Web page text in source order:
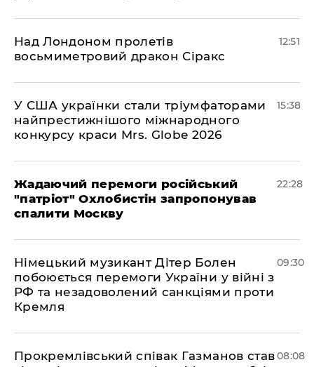
Над Лондоном пролетів
восьмиметровий дракон Сіракс
12:51
У США українки стали тріумфаторами
найпрестижнішого міжнародного
конкурсу краси Mrs. Globe 2026
15:38
Жадаючий перемоги російський
"патріот" Охлобистін запропонував
спалити Москву
22:28
Німецький музикант Дітер Болен
побоюється перемоги України у війні з
РФ та незадоволений санкціями проти
Кремля
09:30
​Прокремлівський співак Газманов став08:08